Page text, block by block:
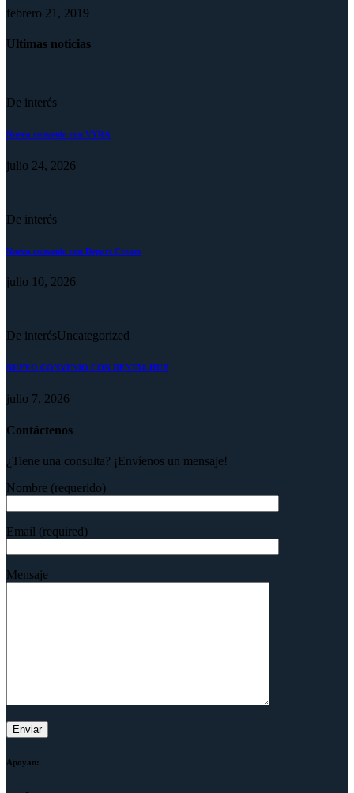
febrero 21, 2019
Ultimas noticias
De interés
Nuevo convenio con VYRA
julio 24, 2026
De interés
Nuevo convenio con Deport Cream
julio 10, 2026
De interésUncategorized
NUEVO CONVENIO CON DENTAL HUB
julio 7, 2026
Contáctenos
¿Tiene una consulta? ¡Envíenos un mensaje!
Nombre (requerido)
Email (required)
Mensaje
Apoyan: